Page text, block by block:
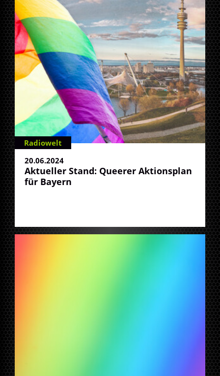
Radiowelt
20.06.2024
Aktueller Stand: Queerer Aktionsplan
für Bayern